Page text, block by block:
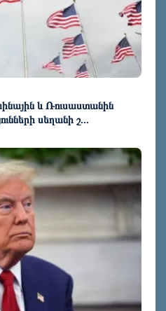
և Ռուսաստանին
սեղանի շ...